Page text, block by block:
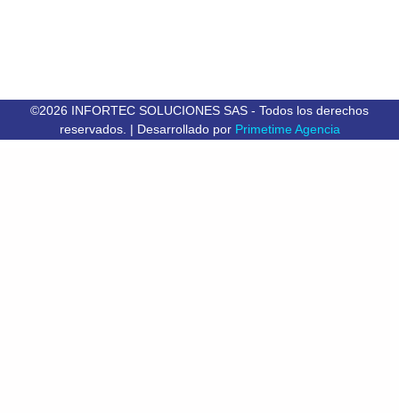
©2026 INFORTEC SOLUCIONES SAS - Todos los derechos
reservados. | Desarrollado por Primetime Agencia